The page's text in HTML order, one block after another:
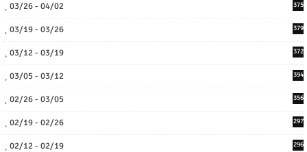
03/26 - 04/02 375
03/19 - 03/26 379
03/12 - 03/19 372
03/05 - 03/12 394
02/26 - 03/05 356
02/19 - 02/26 297
02/12 - 02/19 296